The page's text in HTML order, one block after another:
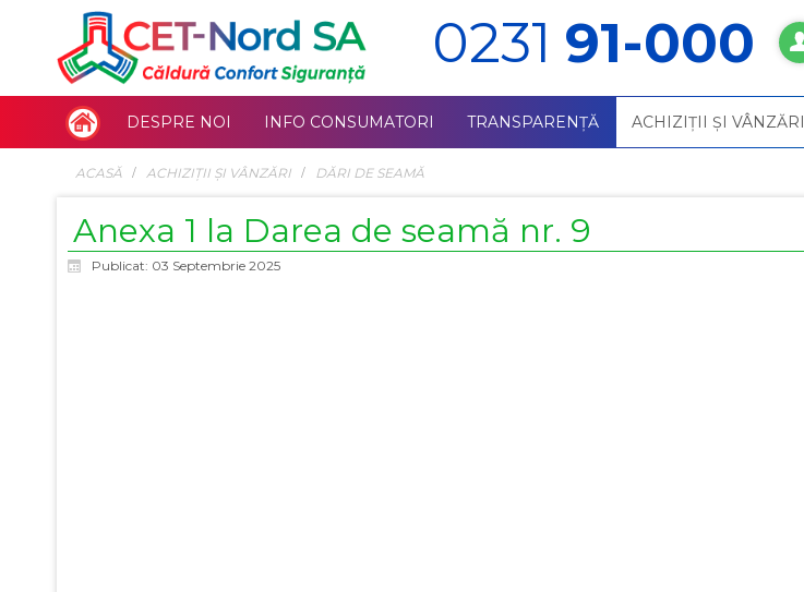
0231 91-000
DESPRE NOI INFO CONSUMATORI TRANSPARENȚĂ ACHIZIŢII ŞI VÂNZĂRI
ACASĂ ACHIZIŢII ŞI VÂNZĂRI DĂRI DE SEAMĂ
Anexa 1 la Darea de seamă nr. 9
Publicat: 03 Septembrie 2025